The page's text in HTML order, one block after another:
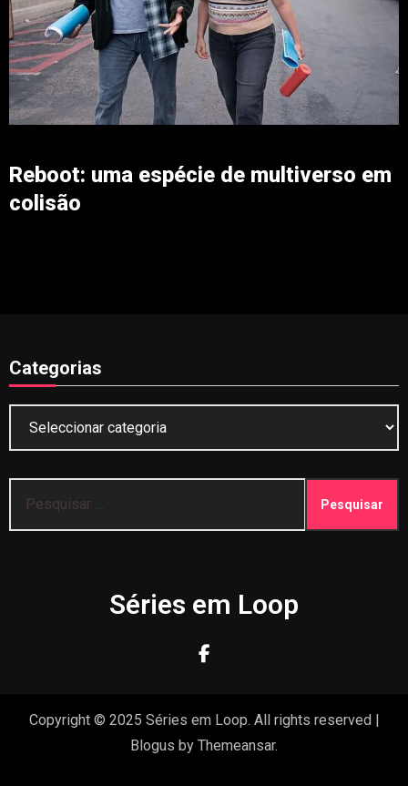
Reboot: uma espécie de multiverso em
colisão
Categorias
por:
Séries em Loop
Copyright © 2025 Séries em Loop. All rights reserved |
Blogus by Themeansar.